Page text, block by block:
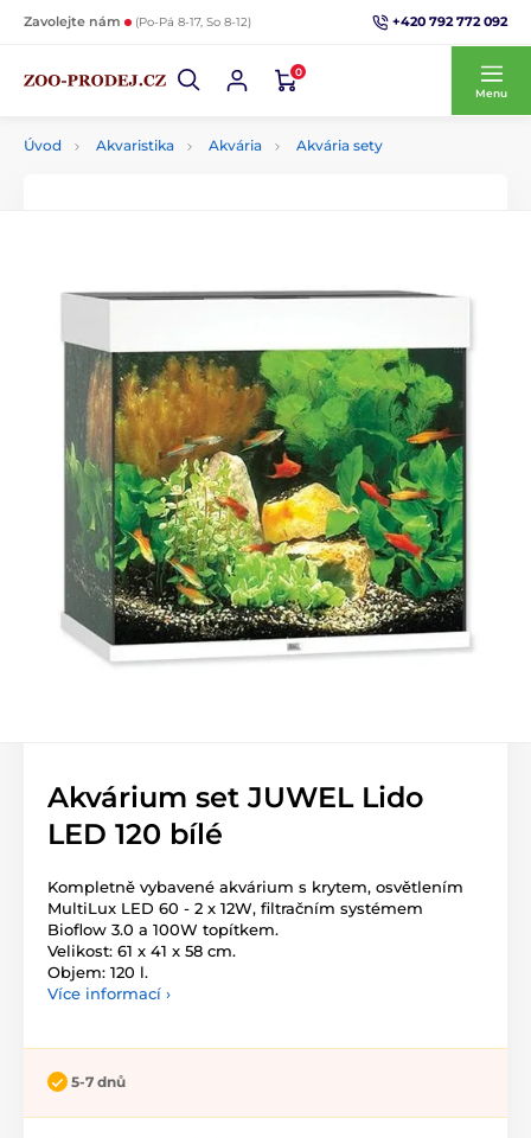
Zavolejte nám (Po-Pá 8-17, So 8-12) +420 792 772 092
0
Menu
Úvod Akvaristika Akvária Akvária sety
Akvárium set JUWEL Lido
LED 120 bílé
Kompletně vybavené akvárium s krytem, osvětlením
MultiLux LED 60 - 2 x 12W, filtračním systémem
Bioflow 3.0 a 100W topítkem.
Velikost: 61 x 41 x 58 cm.
Objem: 120 l.
Více informací ›
5-7 dnů